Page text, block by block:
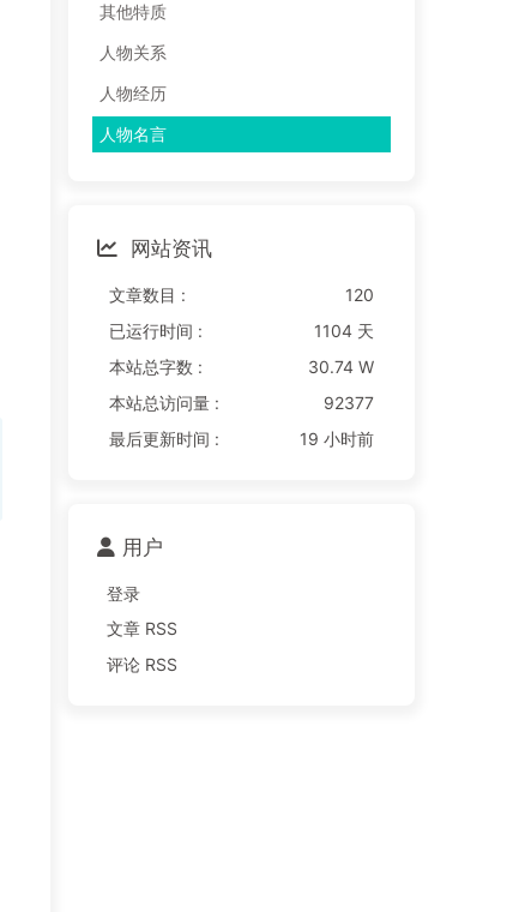
其他特质
人物关系
人物经历
人物名言
网站资讯
文章数目 :
120
已运行时间 :
1104 天
本站总字数 :
30.74 W
本站总访问量 :
92377
最后更新时间 :
19 小时前
用户
登录
文章 RSS
评论 RSS